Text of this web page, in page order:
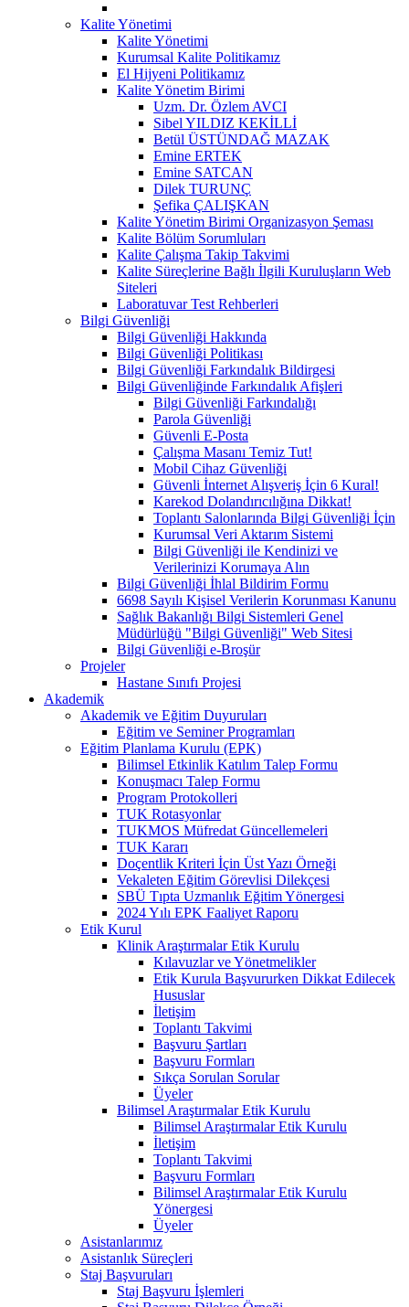
Kalite Yönetimi
Kalite Yönetimi
Kurumsal Kalite Politikamız
El Hijyeni Politikamız
Kalite Yönetim Birimi
Uzm. Dr. Özlem AVCI
Sibel YILDIZ KEKİLLİ
Betül ÜSTÜNDAĞ MAZAK
Emine ERTEK
Emine SATCAN
Dilek TURUNÇ
Şefika ÇALIŞKAN
Kalite Yönetim Birimi Organizasyon Şeması
Kalite Bölüm Sorumluları
Kalite Çalışma Takip Takvimi
Kalite Süreçlerine Bağlı İlgili Kuruluşların Web
Siteleri
Laboratuvar Test Rehberleri
Bilgi Güvenliği
Bilgi Güvenliği Hakkında
Bilgi Güvenliği Politikası
Bilgi Güvenliği Farkındalık Bildirgesi
Bilgi Güvenliğinde Farkındalık Afişleri
Bilgi Güvenliği Farkındalığı
Parola Güvenliği
Güvenli E-Posta
Çalışma Masanı Temiz Tut!
Mobil Cihaz Güvenliği
Güvenli İnternet Alışveriş İçin 6 Kural!
Karekod Dolandırıcılığına Dikkat!
Toplantı Salonlarında Bilgi Güvenliği İçin
Kurumsal Veri Aktarım Sistemi
Bilgi Güvenliği ile Kendinizi ve
Verilerinizi Korumaya Alın
Bilgi Güvenliği İhlal Bildirim Formu
6698 Sayılı Kişisel Verilerin Korunması Kanunu
Sağlık Bakanlığı Bilgi Sistemleri Genel
Müdürlüğü "Bilgi Güvenliği" Web Sitesi
Bilgi Güvenliği e-Broşür
Projeler
Hastane Sınıfı Projesi
Akademik
Akademik ve Eğitim Duyuruları
Eğitim ve Seminer Programları
Eğitim Planlama Kurulu (EPK)
Bilimsel Etkinlik Katılım Talep Formu
Konuşmacı Talep Formu
Program Protokolleri
TUK Rotasyonlar
TUKMOS Müfredat Güncellemeleri
TUK Kararı
Doçentlik Kriteri İçin Üst Yazı Örneği
Vekaleten Eğitim Görevlisi Dilekçesi
SBÜ Tıpta Uzmanlık Eğitim Yönergesi
2024 Yılı EPK Faaliyet Raporu
Etik Kurul
Klinik Araştırmalar Etik Kurulu
Kılavuzlar ve Yönetmelikler
Etik Kurula Başvururken Dikkat Edilecek
Hususlar
İletişim
Toplantı Takvimi
Başvuru Şartları
Başvuru Formları
Sıkça Sorulan Sorular
Üyeler
Bilimsel Araştırmalar Etik Kurulu
Bilimsel Araştırmalar Etik Kurulu
İletişim
Toplantı Takvimi
Başvuru Formları
Bilimsel Araştırmalar Etik Kurulu
Yönergesi
Üyeler
Asistanlarımız
Asistanlık Süreçleri
Staj Başvuruları
Staj Başvuru İşlemleri